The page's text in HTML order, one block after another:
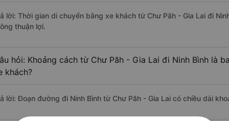
lời: Thời gian di chuyển bằng xe khách từ Chư Păh - Gia Lai đi
thuận lợi.
hỏi: Khoảng cách từ Chư Păh - Gia Lai đi Ninh Bình là
khách?
lời: Đoạn đường đi Ninh Bình từ Chư Păh - Gia Lai có chiều dài